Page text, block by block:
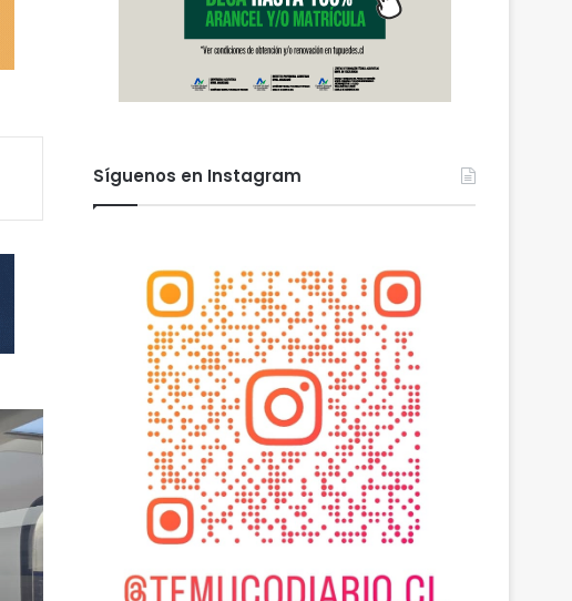
agosto 7, 2026
Síguenos en Instagram